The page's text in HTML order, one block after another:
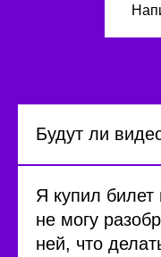
Будут ли
Я купил
не могу
ней, что